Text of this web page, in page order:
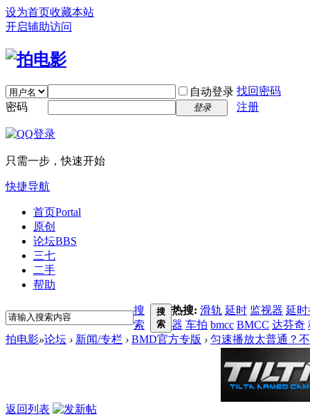
设为首页收藏本站
开启辅助访问
自动登录 找回密码
密码
登录 注册
只需一步，快速开始
快捷导航
首页Portal
原创
论坛BBS
三七
二手
帮助
搜
索
搜
索
热搜: 滑轨 延时 监视器 延
器 车拍 bmcc BMCC 达芬奇
拍电影»论坛 › 新闻/专栏 › BMD官方专版 › 匀速播放太普通？
返回列表